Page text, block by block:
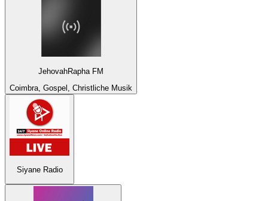
JehovahRapha FM
Coimbra, Gospel, Christliche Musik
Siyane Radio